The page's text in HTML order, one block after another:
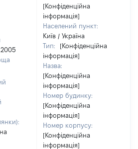
[Конфіденційна
інформація]
Населений пункт:
Київ / Україна
Тип:
[Конфіденційна
інформація]
Назва:
[Конфіденційна
інформація]
Номер будинку:
[Конфіденційна
інформація]
Номер корпусу:
[Конфіденційна
інформація]